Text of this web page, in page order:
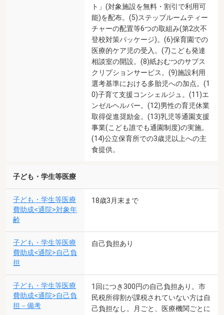
ト」(対象施設を無料・割引で利用可
能)を配布。(5)ステップルームティー
チャーの配置等6つの取組み(第2次不
登校対策パッケージ)。(6)保育園での
医療的ケア児の受入。(7)こども発達
相談室の開設。(8)紙おむつのサブス
クリプションサービス。(9)施設利用
選考基準における多胎児への加点。(1
0)子育て支援コンシェルジュ。(11)エ
ンゼルヘルパー。(12)男性の育児休業
取得促進奨励金。(13)乳児等通園支援
事業(こども誰でも通園制度)の実施。
(14)公立保育所での3歳児以上への主
食提供。
子ども・学生等医療
子ども・学生等医療
費助成<通院>対象年
齢
18歳3月末まで
子ども・学生等医療
費助成<通院>自己負
担
自己負担あり
子ども・学生等医療
費助成<通院>自己負
担－備考
1回につき300円の自己負担あり。市
民税所得割が課税されていない方は自
己負担なし。月ごと、医療機関ごとに